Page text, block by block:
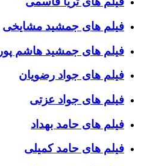
فیلم های جمشید مشایخی
فیلم های جمشید هاشم پور
فیلم های جواد رضویان
فیلم های جواد عزتی
فیلم های حامد بهداد
فیلم های حامد کمیلی